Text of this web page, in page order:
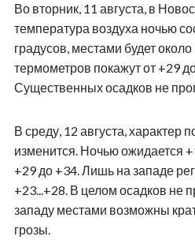
Во вторник, 11 августа, в
температура воздуха ночью
градусов, местами будет
термометров покажут от +29
Существенных осадков не
В среду, 12 августа, характер
изменится. Ночью ожидается
+29 до +34. Лишь на западе
+23...+28. В целом осадков не
западу местами возможны
грозы.